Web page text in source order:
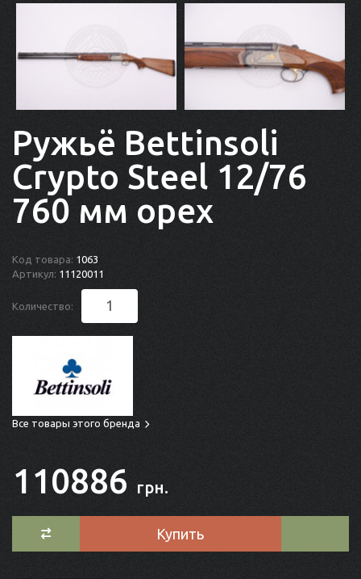
Ружьё Bettinsoli
Crypto Steel 12/76
760 мм орех
Код товара: 1063
Артикул: 11120011
Количество:
Все товары этого бренда
110886 грн.
Купить